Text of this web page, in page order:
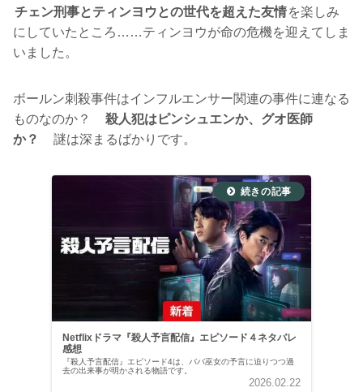
チェン刑事とティンヨウとの世代を超えた友情 を楽しみ
にしていたところ……ティンヨウが命の危機を迎えてしま
いました。
ボールン刺殺事件はインフルエンサー関連の事件に連なる
ものなのか？
殺人犯はピンシュエンか、グオ医師
か？
謎は深まるばかりです。
Netflixドラマ『殺人予言配信』エピソード４ネタバレ
感想
『殺人予言配信』エピソード4は、ババ巫女の予言に迫りつつ過
去の出来事が明かされる物語です。
2026.02.22